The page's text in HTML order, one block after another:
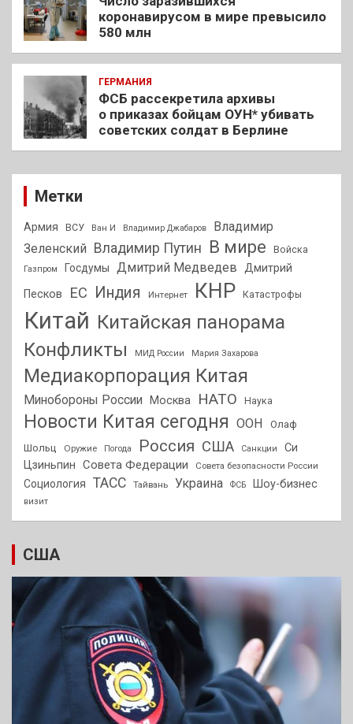
коронавирусом в мире превысило
580 млн
ГЕРМАНИЯ
ФСБ рассекретила архивы
о приказах бойцам ОУН* убивать
советских солдат в Берлине
Метки
Армия ВСУ Ван И Владимир Джабаров
Владимир
Зеленский
Владимир Путин В мире Войска
Газпром Госдумы Дмитрий Медведев Дмитрий
Песков
ЕС Индия Интернет КНР Катастрофы
Китай Китайская панорама
Конфликты
МИД России Мария Захарова
Медиакорпорация Китая
Минобороны России Москва НАТО Наука
Новости Китая сегодня ООН
Олаф
Шольц
Оружие Погода Россия США Санкции
Си
Цзиньпин Совета Федерации Совета безопасности России
Социология ТАСС Тайвань Украина ФСБ Шоу-бизнес
визит
США